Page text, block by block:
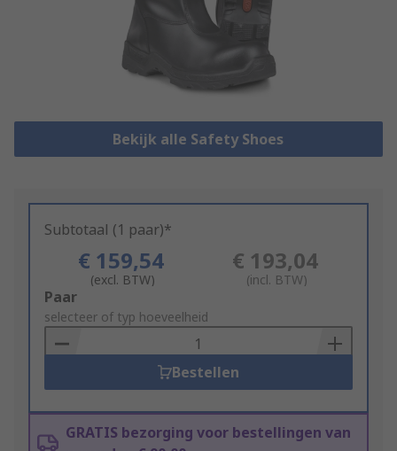
Bekijk alle Safety Shoes
Subtotaal (1 paar)*
€ 159,54
(excl. BTW)
€ 193,04
(incl. BTW)
Add
to
Basket
Paar
selecteer of typ hoeveelheid
Bestellen
GRATIS bezorging voor bestellingen van